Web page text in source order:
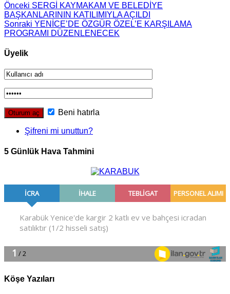
Önceki SERGİ KAYMAKAM VE BELEDİYE
BAŞKANLARININ KATILIMIYLA AÇILDI
Sonraki YENİCE’DE ÖZGÜR ÖZEL’E KARŞILAMA
PROGRAMI DÜZENLENECEK
Üyelik
Beni hatırla
Şifreni mi unuttun?
5 Günlük Hava Tahmini
Köşe Yazıları